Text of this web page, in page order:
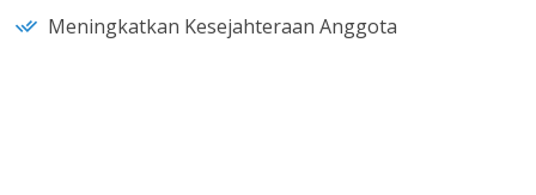
Meningkatkan Kesejahteraan Anggota